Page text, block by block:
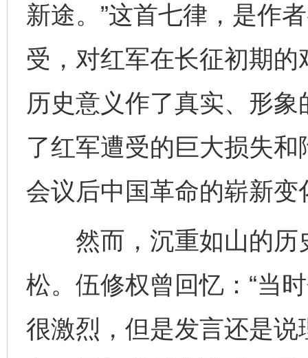
新途。”这首七律，是作
受，对红军在长征初期
历史意义作了真实、形
了红军遭受的巨大损失
会议后中国革命的崭新变
然而，沉重如山的历
松。伍修权曾回忆：“当
很激烈，但是发言还是说